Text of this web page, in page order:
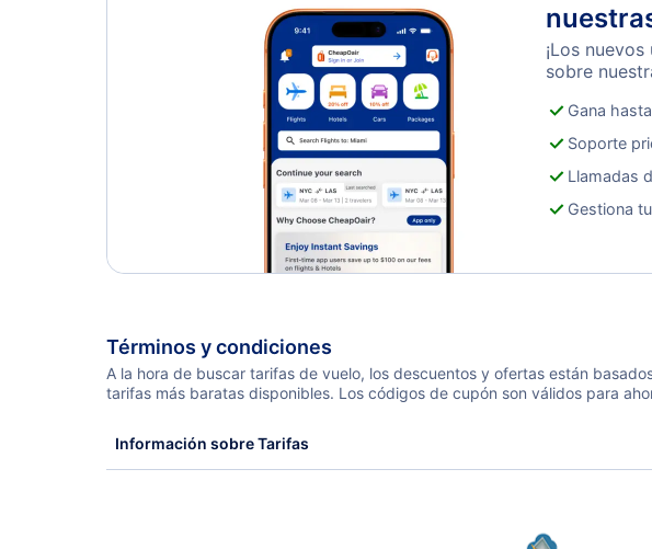
¡Los
sobre
Gana
Soporte
Llamadas
Gestiona
Términos y condiciones
A la hora de buscar tarifas de vuelo, los descuentos y ofertas están
tarifas más baratas disponibles. Los códigos de cupón son válidos para
Información sobre Tarifas